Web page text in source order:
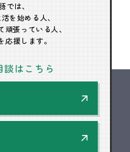
では、
を始める人、
張っている人、
応援します。
はこちら